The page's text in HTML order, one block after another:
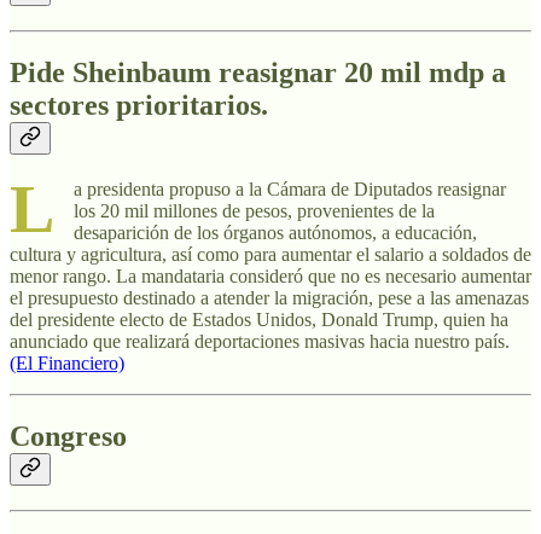
Pide Sheinbaum reasignar 20 mil mdp a
sectores prioritarios.
L
a presidenta propuso a la Cámara de Diputados reasignar
los 20 mil millones de pesos, provenientes de la
desaparición de los órganos autónomos, a educación,
cultura y agricultura, así como para aumentar el salario a soldados de
menor rango. La mandataria consideró que no es necesario aumentar
el presupuesto destinado a atender la migración, pese a las amenazas
del presidente electo de Estados Unidos, Donald Trump, quien ha
anunciado que realizará deportaciones masivas hacia nuestro país.
(El Financiero)
Congreso